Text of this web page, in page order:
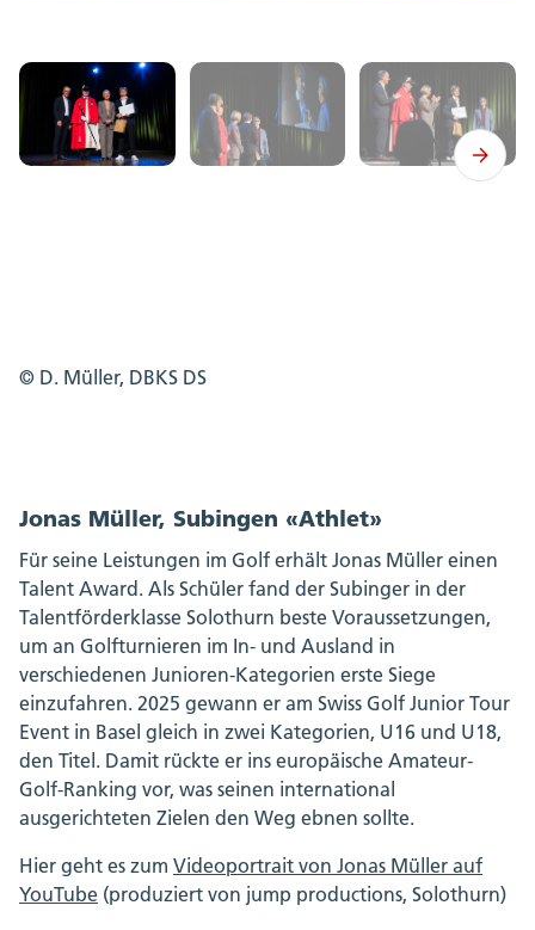
© D. Müller, DBKS DS
Jonas Müller, Subingen «Athlet»
Für seine Leistungen im Golf erhält Jonas Müller einen
Talent Award. Als Schüler fand der Subinger in der
Talentförderklasse Solothurn beste Voraussetzungen,
um an Golfturnieren im In- und Ausland in
verschiedenen Junioren-Kategorien erste Siege
einzufahren. 2025 gewann er am Swiss Golf Junior Tour
Event in Basel gleich in zwei Kategorien, U16 und U18,
den Titel. Damit rückte er ins europäische Amateur-
Golf-Ranking vor, was seinen international
ausgerichteten Zielen den Weg ebnen sollte.
Hier geht es zum Videoportrait von Jonas Müller auf
YouTube (produziert von jump productions, Solothurn)